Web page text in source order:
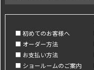
■ 初めてのお客様へ
■ オーダー方法
■ お支払い方法
■ ショールームのご案内